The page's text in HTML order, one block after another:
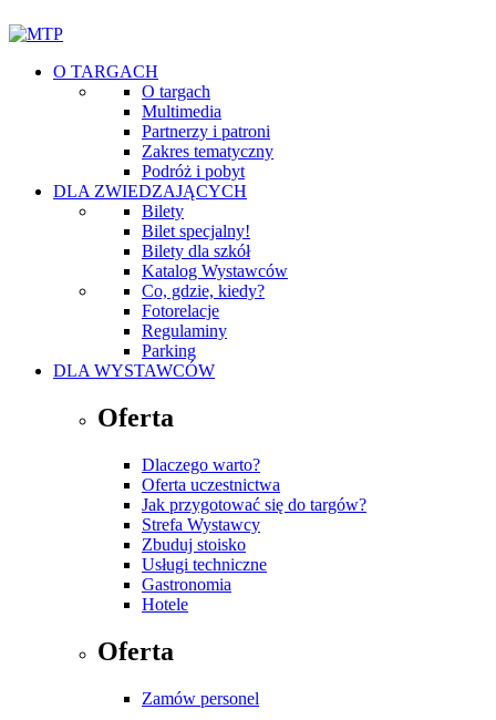
O TARGACH
O targach
Multimedia
Partnerzy i patroni
Zakres tematyczny
Podróż i pobyt
DLA ZWIEDZAJĄCYCH
Bilety
Bilet specjalny!
Bilety dla szkół
Katalog Wystawców
Co, gdzie, kiedy?
Fotorelacje
Regulaminy
Parking
DLA WYSTAWCÓW
Oferta
Dlaczego warto?
Oferta uczestnictwa
Jak przygotować się do targów?
Strefa Wystawcy
Zbuduj stoisko
Usługi techniczne
Gastronomia
Hotele
Oferta
Zamów personel